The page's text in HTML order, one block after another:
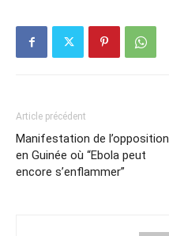
Article précédent
Manifestation de l’opposition
en Guinée où “Ebola peut
encore s’enflammer”